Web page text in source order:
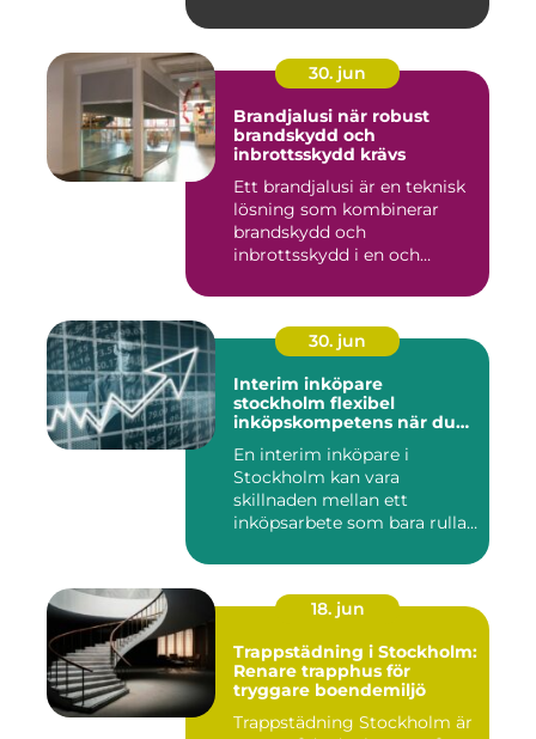
30. jun
Brandjalusi när robust
brandskydd och
inbrottsskydd krävs
Ett brandjalusi är en teknisk
lösning som kombinerar
brandskydd och
inbrottsskydd i en och
30. jun
Interim inköpare
stockholm flexibel
inköpskompetens när du
En interim inköpare i
Stockholm kan vara
skillnaden mellan ett
inköpsarbete som bara rullar
18. jun
Trappstädning i Stockholm:
Renare trapphus för
tryggare boendemiljö
Trappstädning Stockholm är